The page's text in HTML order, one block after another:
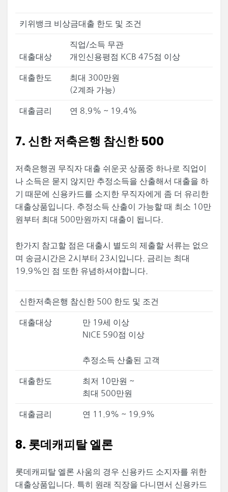
키위뱅크 비상금대출 한도 및 조건
대출대상
직업/소득 무관
개인신용평점 KCB 475점 이상
대출한도
최대 300만원
(2계좌 가능)
대출금리 연 8.9% ~ 19.4%
7. 신한 저축은행 참신한 500
저축은행권 무직자 대출 쉬운곳 상품중 하나로 직업이
나 소득은 묻지 않지만 추정소득을 산출해서 대출을 하
기 때문에 신용카드를 소지한 무직자에게 좀 더 유리한
대출상품입니다. 추정소득 산출이 가능할 때 최소 10만
원부터 최대 500만원까지 대출이 됩니다.
한가지 참고할 점은 대출시 별도의 제출할 서류는 없으
며 송금시간은 2시부터 23시입니다. 금리는 최대
19.9%인 점 또한 유념하셔야합니다.
신한저축은행 참신한 500 한도 및 조건
대출대상
만 19세 이상
NICE 590점 이상
추정소득 산출된 고객
대출한도
최저 10만원 ~
최대 500만원
대출금리 연 11.9% ~ 19.9%
8. 롯데캐피탈 엘론
롯데캐피탈 엘론 사움의 경우 신용카드 소지자를 위한
대출상품입니다. 특히 원래 직장을 다니면서 신용카드